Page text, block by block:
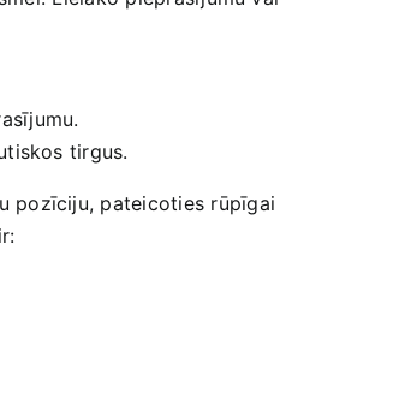
tirgus.
pozīciju, ‌pateicoties rūpīgai‌